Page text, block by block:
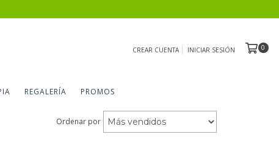
CREAR CUENTA INICIAR SESIÓN 0
REGALERÍA PROMOS
Ordenar por